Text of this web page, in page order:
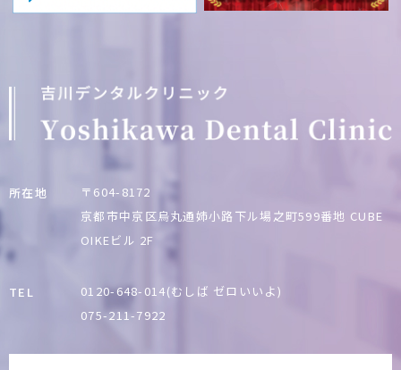
所在地
〒604-8172
京都市中京区烏丸通姉小路下ル場之町599番地 CUBE
OIKEビル 2F
TEL
0120-648-014(むしば ゼロいいよ)
075-211-7922